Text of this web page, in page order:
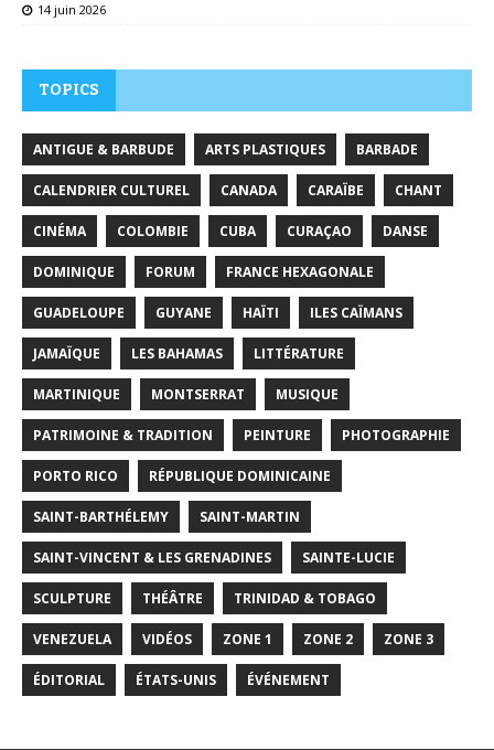
14 juin 2026
TOPICS
ANTIGUE & BARBUDE ARTS PLASTIQUES BARBADE
CALENDRIER CULTUREL CANADA CARAÏBE CHANT
CINÉMA COLOMBIE CUBA CURAÇAO DANSE
DOMINIQUE FORUM FRANCE HEXAGONALE
GUADELOUPE GUYANE HAÏTI ILES CAÏMANS
JAMAÏQUE LES BAHAMAS LITTÉRATURE
MARTINIQUE MONTSERRAT MUSIQUE
PATRIMOINE & TRADITION PEINTURE PHOTOGRAPHIE
PORTO RICO RÉPUBLIQUE DOMINICAINE
SAINT-BARTHÉLEMY SAINT-MARTIN
SAINT-VINCENT & LES GRENADINES SAINTE-LUCIE
SCULPTURE THÉÂTRE TRINIDAD & TOBAGO
VENEZUELA VIDÉOS ZONE 1 ZONE 2 ZONE 3
ÉDITORIAL ÉTATS-UNIS ÉVÉNEMENT